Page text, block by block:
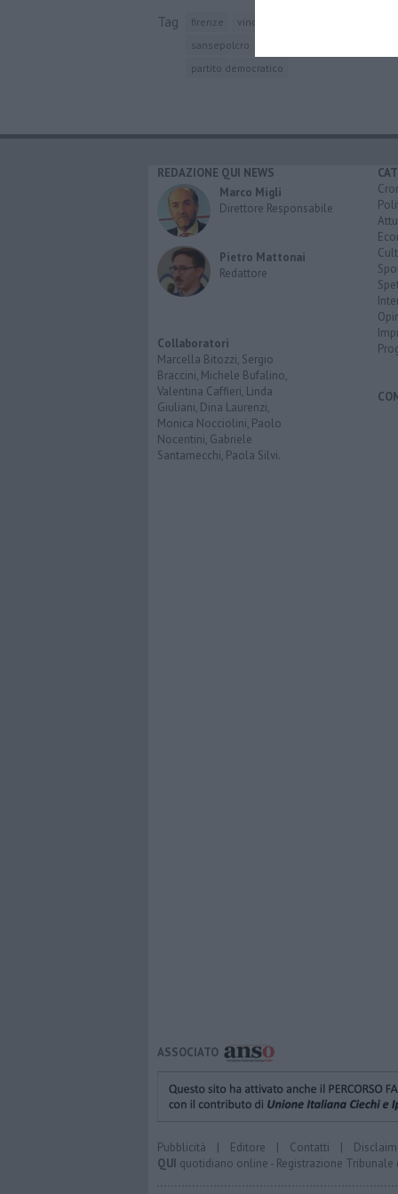
Tag firenze vincenzo ceccarelli edilizia
sansepolcro
partito democratico
REDAZIONE QUI NEWS
Marco Migli
Direttore Responsabile
Pietro Mattonai
Redattore
Collaboratori
Marcella Bitozzi, Sergio
Braccini, Michele Bufalino,
Valentina Caffieri, Linda
Giuliani, Dina Laurenzi,
Monica Nocciolini, Paolo
Nocentini, Gabriele
Santarnecchi, Paola Silvi.
ASSOCIATO
Pubblicità | Editore | Contatti |
QUI quotidiano online - Registrazione Tribunale